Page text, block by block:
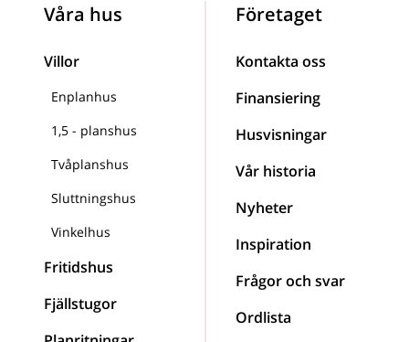
Våra hus
Villor
Enplanhus
1,5 - planshus
Tvåplanshus
Sluttningshus
Vinkelhus
Fritidshus
Fjällstugor
Företaget
Kontakta oss
Finansiering
Husvisningar
Vår historia
Nyheter
Inspiration
Frågor och svar
Ordlista